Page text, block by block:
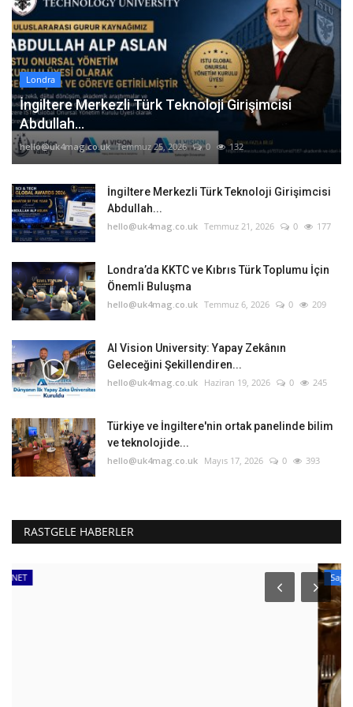
Londra
İngiltere Merkezli Türk Teknoloji Girişimcisi
Abdullah...
hello@uk4mag.co.uk Temmuz 25, 2026 0 132
İngiltere Merkezli Türk Teknoloji Girişimcisi
Abdullah...
hello@uk4mag.co.uk Temmuz 21, 2026 0 177
Londra’da KKTC ve Kıbrıs Türk Toplumu İçin
Önemli Buluşma
hello@uk4mag.co.uk Temmuz 6, 2026 0 209
AI Vision University: Yapay Zekânın
Geleceğini Şekillendiren...
hello@uk4mag.co.uk Haziran 19, 2026 0 245
Türkiye ve İngiltere'nin ortak panelinde bilim
ve teknolojide...
hello@uk4mag.co.uk Mayıs 17, 2026 0 393
RASTGELE HABERLER
Sağlık